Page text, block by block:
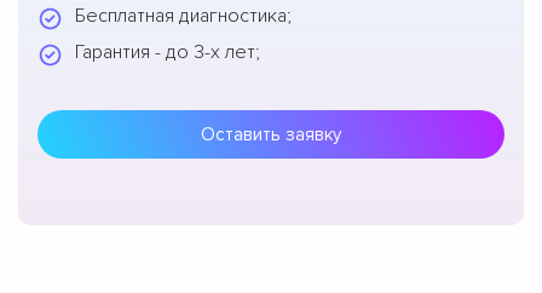
Бесплатная диагностика;
Гарантия - до 3-х лет;
Оставить заявку